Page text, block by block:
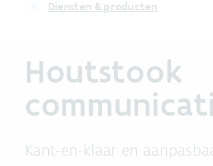
Diensten & producten
Houtstook
Kant-en-klaar en